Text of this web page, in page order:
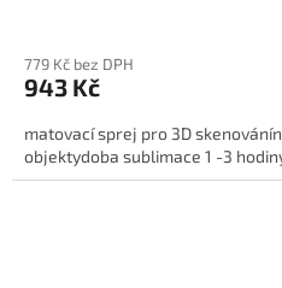
779 Kč bez DPH
943 Kč
matovací sprej pro 3D
objektydoba sublimace 1 -3